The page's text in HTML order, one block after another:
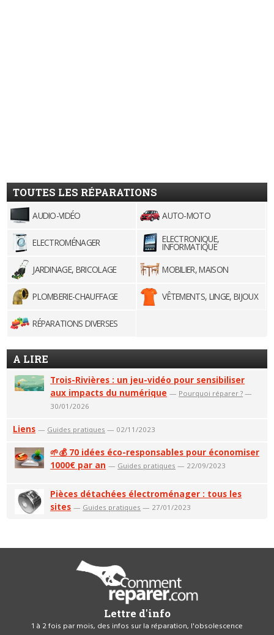
TOUTES LES RÉPARATIONS
AUDIO-VIDÉO AUTO-MOTO
ELECTROMÉNAGER ELECTRONIQUE,
INFORMATIQUE
JARDINAGE, BRICOLAGE
MOBILIER, MAISON
PLOMBERIE-CHAUFFAGE VÊTEMENTS, LINGE, BIJOUX
RÉPARATIONS DIVERSES
A LIRE
Trois-Rivières : un jeu-vidéo pour sensibiliser
aux impacts du numérique — Pourquoi réparer ? —
30/01/2026
Liens — Guides pratiques — 02/11/2023
🌱💰 70 idées éco-responsables pour économiser
1000€ par an — Guides pratiques — 22/09/2023
Pièces détachées électroménager : tous les
sites — Guides pratiques — 27/01/2023
Lettre d'info
1 à 2 fois par mois, des infos sur la réparation, l'obsolescence